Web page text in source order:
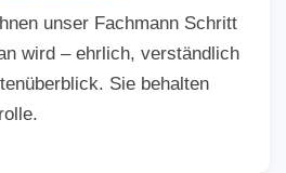
unser Fachmann Schritt
wird – ehrlich, verständlich
Sie behalten